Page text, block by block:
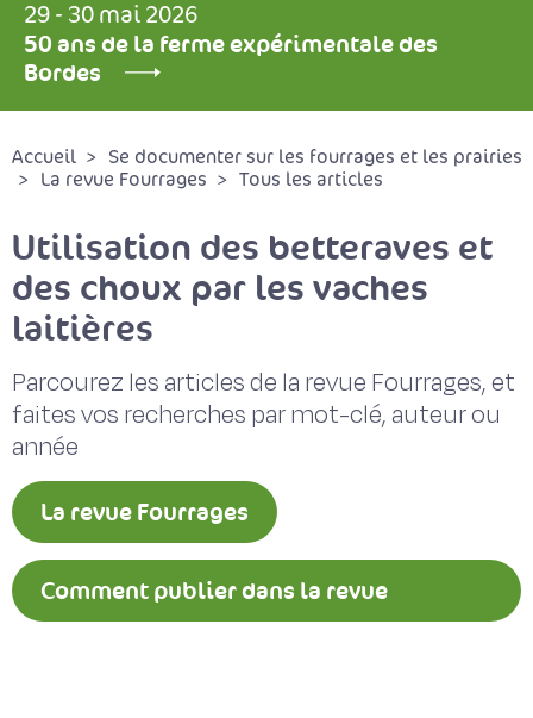
29 - 30 mai 2026
50 ans de la ferme expérimentale des
Bordes
Accueil
Se documenter sur les fourrages et les prairies
La revue Fourrages
Tous les articles
Utilisation des betteraves et
des choux par les vaches
laitières
Parcourez les articles de la revue Fourrages, et
faites vos recherches par mot-clé, auteur ou
année
La revue Fourrages
Comment publier dans la revue